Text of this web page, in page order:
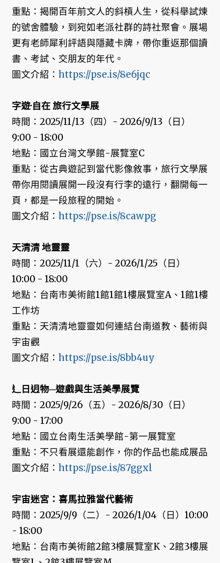
重點：揭開百年前文人的斜槓人生，從科舉試煉
的號舍體驗，到宛如老派社群的詩社聚會。展場
更有老師犀利評語與隱藏卡牌，帶你重返那個讀
書、考試、交朋友的年代。
圖文介紹： https://pse.is/8e6jqc
字遊·自在 旅行文學展
時間：2025/11/13（四）- 2026/9/13（日）
9:00 - 18:00
地點：國立台灣文學館-展覽室C
重點：從古典遊記到當代影像敘事，旅行文學展
帶你用閱讀展開一段沒有行李的遠行，翻開每一
頁，都是一段旅程的開始。
圖文介紹： https://pse.is/8cawpg
天清清 地靈靈
時間：2025/11/1（六）- 2026/1/25（日）
10:00 - 18:00
地點：台南市美術館1館1館1樓展覽室A、1館1樓
工作坊
重點：天清清地靈靈如何連結台南道教、藝術與
宇宙觀
圖文介紹： https://pse.is/8bb4uy
辶日迌物─遊戲與生活美學展覽
時間：2025/9/26（五）- 2026/8/30（日）
9:00 - 17:00
地點：國立台南生活美學館-第一展覽室
重點：不只看展還能創作，你的作品也能成展品
圖文介紹： https://pse.is/87ggxl
宇宙迷宮：喜馬拉雅當代藝術
時間：2025/9/9（二）- 2026/1/04（日）10:00
- 18:00
地點：台南市美術館2館3樓展覽室K、2館3樓展